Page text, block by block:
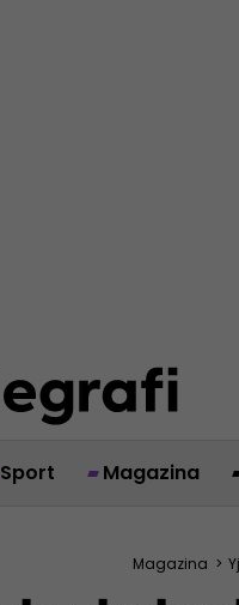
Sport Magazina
Magazina >